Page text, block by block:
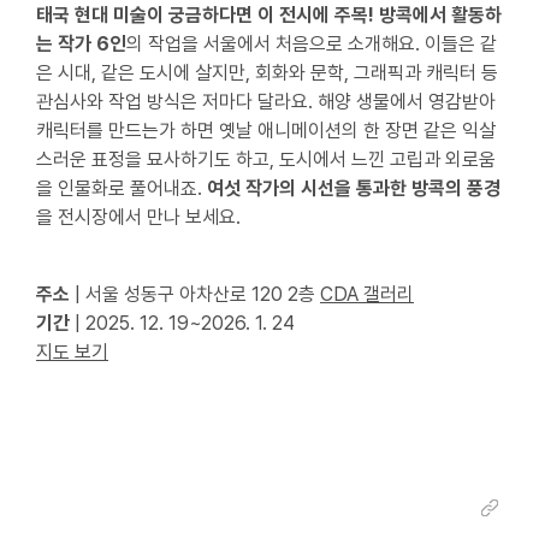
태국 현대 미술이 궁금하다면 이 전시에 주목! 방콕에서 활동하
는 작가 6인의 작업을 서울에서 처음으로 소개해요. 이들은 같
은 시대, 같은 도시에 살지만, 회화와 문학, 그래픽과 캐릭터 등
관심사와 작업 방식은 저마다 달라요. 해양 생물에서 영감받아
캐릭터를 만드는가 하면 옛날 애니메이션의 한 장면 같은 익살
스러운 표정을 묘사하기도 하고, 도시에서 느낀 고립과 외로움
을 인물화로 풀어내죠. 여섯 작가의 시선을 통과한 방콕의 풍경
을 전시장에서 만나 보세요.
주소 서울 성동구 아차산로 120 2층 CDA 갤러리
기간 | 2025. 12. 19~2026. 1. 24
지도 보기